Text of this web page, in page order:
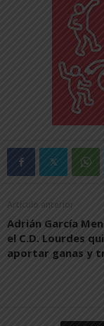
Artículo anterior
Adrián García
el C.D. Lourdes
aportar ganas y